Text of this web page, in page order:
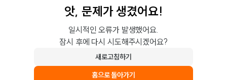
앗, 문제가 생겼어요!
일시적인 오류가 발생했어요.
잠시 후에 다시 시도해주시겠어요?
새로고침하기
홈으로 돌아가기